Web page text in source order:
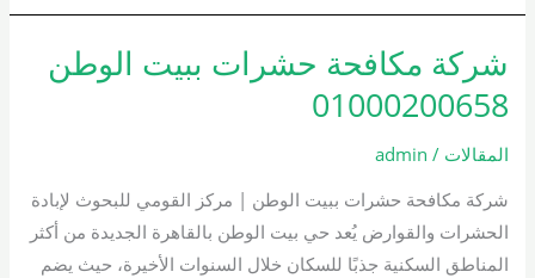
شركة مكافحة حشرات ببيت الوطن
01000200658
المقالات /
admin
شركة مكافحة حشرات ببيت الوطن | مركز القومي للبحوث لإبادة
الحشرات والقوارض يُعد حي بيت الوطن بالقاهرة الجديدة من أكثر
المناطق السكنية جذبًا للسكان خلال السنوات الأخيرة، حيث يضم
شركة
مكافحة
حشرات
ببيت
01000200658